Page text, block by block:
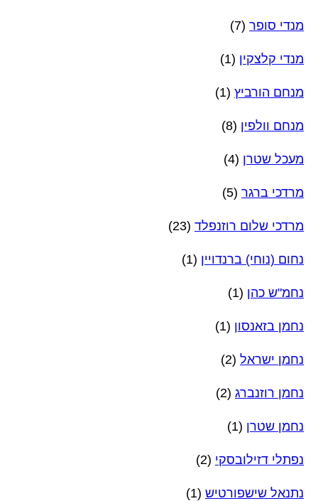
מנדי סופר (7)
מנדי קלצקין (1)
מנחם הורביץ (1)
מנחם וולפין (8)
מעכל שטרן (4)
מרדכי ברגר (5)
מרדכי שלום רוזנפלד (23)
נחום (נוחי) ברנדויין (1)
נחמ"ש כהן (1)
נחמן בזאנסון (1)
נחמן ישראל (2)
נחמן רוזנברג (2)
נחמן שטרן (1)
נפתלי דזילובסקי (2)
נתנאל שישפורטיש (1)